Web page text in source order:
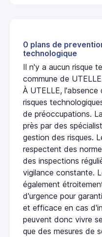
0 plans de
technologique
Il n'y a aucun risque
commune de
À UTELLE,
risques
de préoccupations.
près par des
gestion des risques.
respectent des
des inspections
vigilance constante.
également
d'urgence pour
et efficace en cas
peuvent donc vivre
que des mesures de